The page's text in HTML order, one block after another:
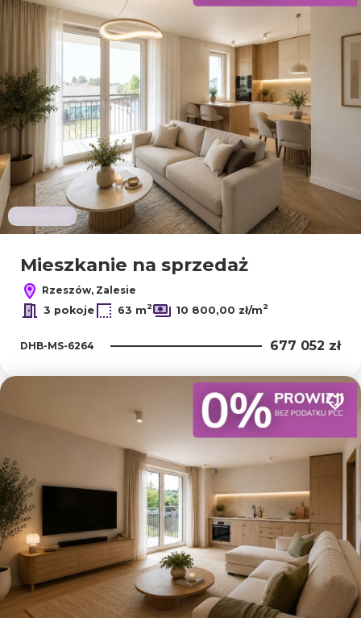
Mieszkanie na sprzedaż
Rzeszów, Zalesie
3 pokoje
63 m2 10 800,00 zł/m2
DHB-MS-6264 677 052 zł